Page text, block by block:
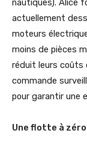
nautiques). Alice
actuellement
moteurs
moins de pièces
réduit leurs coûts
commande
pour garantir une
Une flotte à